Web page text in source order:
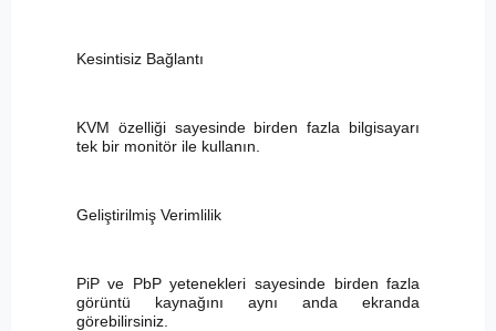
Kesintisiz Bağlantı
KVM özelliği sayesinde birden fazla bilgisayarı
tek bir monitör ile kullanın.
Geliştirilmiş Verimlilik
PiP ve PbP yetenekleri sayesinde birden fazla
görüntü kaynağını aynı anda ekranda
görebilirsiniz.